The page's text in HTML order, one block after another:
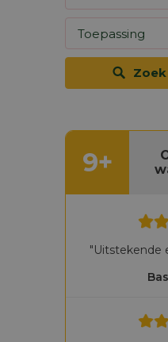
9+
"Uitstekende